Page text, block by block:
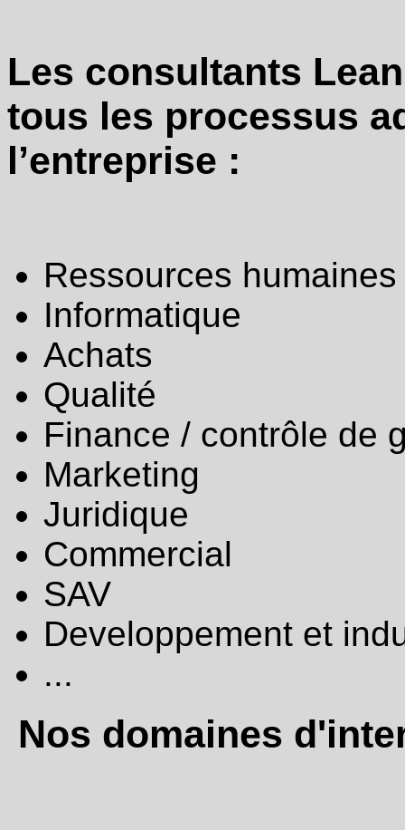
Les consultants
tous les processus
l’entreprise :
Ressources humaines
Informatique
Achats
Qualité
Finance / contrôle de
Marketing
Juridique
Commercial
SAV
Developpement et
...
Nos domaines